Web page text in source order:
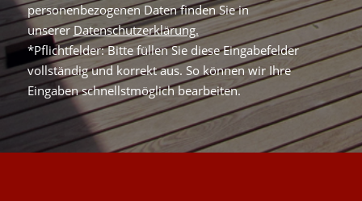
personenbezogenen Daten finden Sie in
unserer Datenschutzerklärung.
*Pflichtfelder: Bitte füllen Sie diese Eingabefelder
vollständig und korrekt aus. So können wir Ihre
Eingaben schnellstmöglich bearbeiten.